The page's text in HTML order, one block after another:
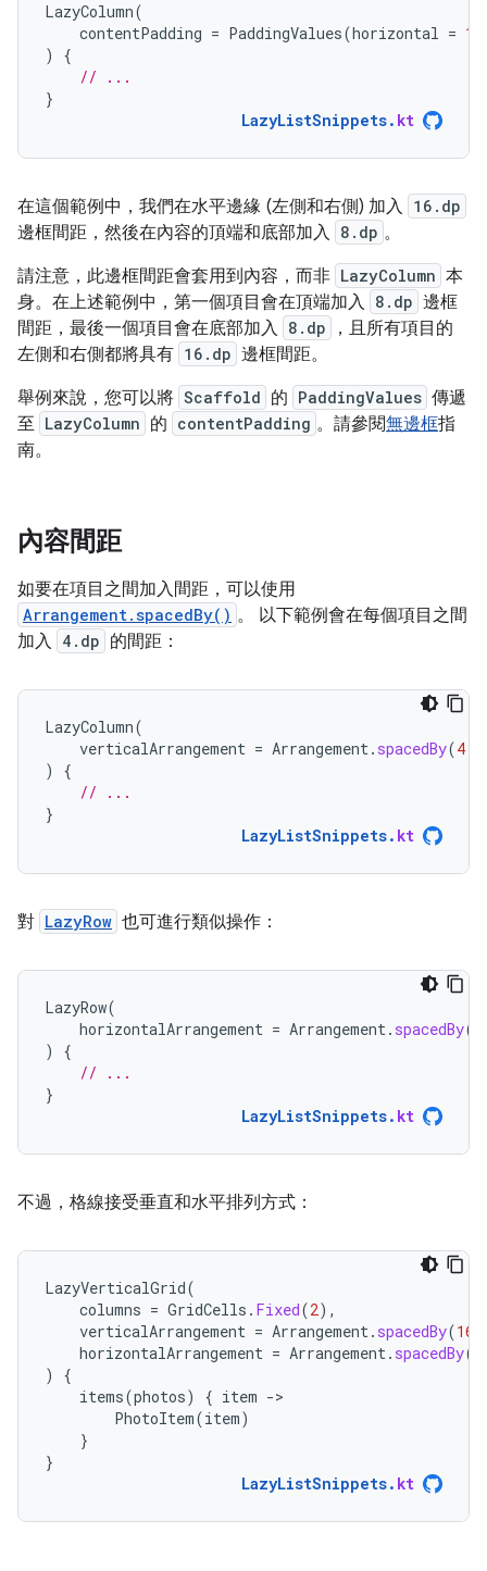
LazyColumn(
contentPadding = PaddingValues(horizontal =
)
{
// ...
}
LazyListSnippets. kt
在這個範例中，我們在水平邊緣 (左側和右側) 加入 16.dp
邊框間距，然後在內容的頂端和底部加入 8.dp 。
請注意，此邊框間距會套用到內容 ，而非 LazyColumn 本
身。在上述範例中，第一個項目會在頂端加入 8.dp 邊框
間距，最後一個項目會在底部加入 8.dp
，且所有項目的
左側和右側都將具有 16.dp 邊框間距。
舉例來說，您可以將 Scaffold 的 PaddingValues 傳遞
至 LazyColumn 的 contentPadding 。請參閱無邊框指
南。
內容間距
如要在項目之間加入間距，可以使用
Arrangement.spacedBy() 。 以下範例會在每個項目之間
加入 4.dp 的間距：
LazyColumn(
verticalArrangement = Arrangement. spacedBy(4.
)
{
// ...
}
LazyListSnippets. kt
對 LazyRow 也可進行類似操作：
LazyRow(
horizontalArrangement = Arrangement. spacedBy(
)
{
// ...
}
LazyListSnippets. kt
不過，格線接受垂直和水平排列方式：
LazyVerticalGrid(
columns = GridCells . Fixed(2),
verticalArrangement = Arrangement. spacedBy(16.
horizontalArrangement = Arrangement. spacedBy(
)
{
items(photos) { item -
PhotoItem(item)
}
}
LazyListSnippets. kt